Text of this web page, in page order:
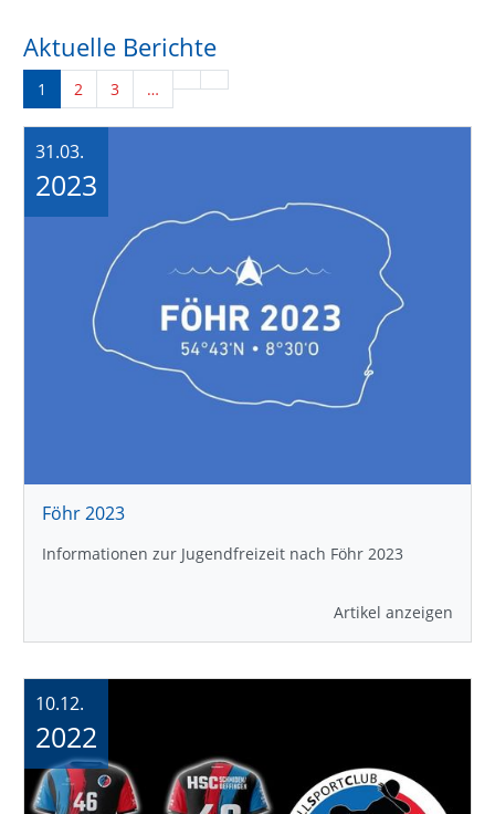
Aktuelle Berichte
1 2 3 …
Föhr 2023
Informationen zur Jugendfreizeit nach Föhr 2023
Artikel anzeigen
31.03.
2023
10.12.
2022